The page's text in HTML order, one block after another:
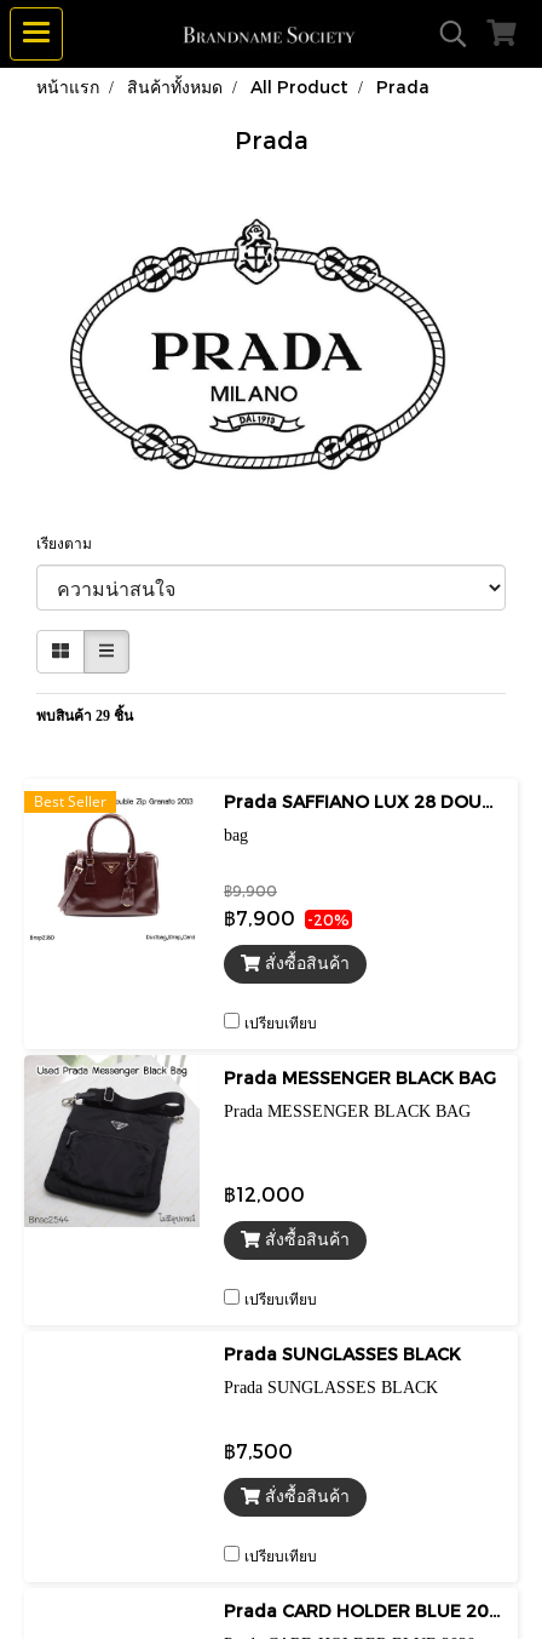
หน้าแรก สินค้าทั้งหมด All Product Prada
Prada
เรียงตาม
พบสินค้า 29 ชิ้น
Best Seller Prada SAFFIANO LUX 28 DOUBLE ZIP GRANATO 2013
bag
฿9,900
฿7,900 -20%
สั่งซื้อสินค้า
เปรียบเทียบ
Prada MESSENGER BLACK BAG
Prada MESSENGER BLACK BAG
฿12,000
สั่งซื้อสินค้า
เปรียบเทียบ
Prada SUNGLASSES BLACK
Prada SUNGLASSES BLACK
฿7,500
สั่งซื้อสินค้า
เปรียบเทียบ
Prada CARD HOLDER BLUE 2020